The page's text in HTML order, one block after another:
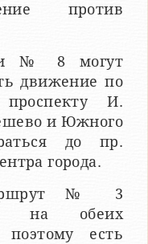
против
№ 8 могут
движение по
И.
и Южного
до пр.
города.
№ 3
на обеих
поэтому есть